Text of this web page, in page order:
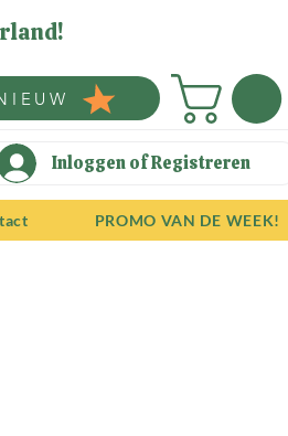
Inloggen of Registreren
PROMO VAN DE WEEK!